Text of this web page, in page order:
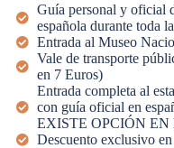
Guía personal y oficial
española durante toda
Entrada al Museo
Vale de transporte
en 7 Euros)
Entrada completa al
con guía oficial en
EXISTE OPCIÓN EN
Descuento exclusivo